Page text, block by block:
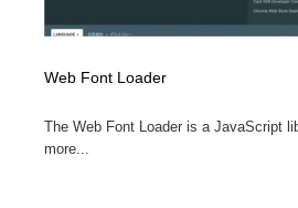
Web Font Loader
The Web Font Loader is a JavaScript
more...